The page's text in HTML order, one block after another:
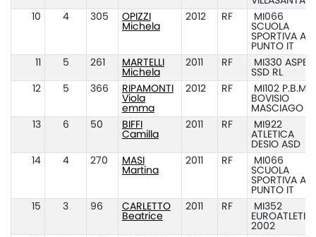
10
4 305
OPIZZI
Michela
2012 RF
MI066
SCUOLA
SPORTIVA
PUNTO IT
5 261
MARTELLI
Michela
2011 RF
MI330 ASPES
SSD RL
12
5 366
RIPAMONTI
Viola
emma
2012 RF
MI102 P.B.M.
BOVISIO
MASCIAGO
13
6 50
BIFFI
Camilla
2011 RF
MI922
ATLETICA
DESIO ASD
14
4 270
MASI
Martina
2011 RF
MI066
SCUOLA
SPORTIVA
PUNTO IT
15
3 96
CARLETTO
Beatrice
2011 RF
MI352
2002